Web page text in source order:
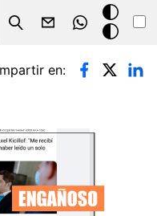
Search
Modo
oscuro
en: